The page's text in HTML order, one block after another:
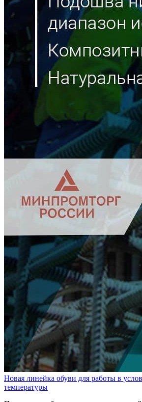
Новая линейка обуви для работы в
температуры